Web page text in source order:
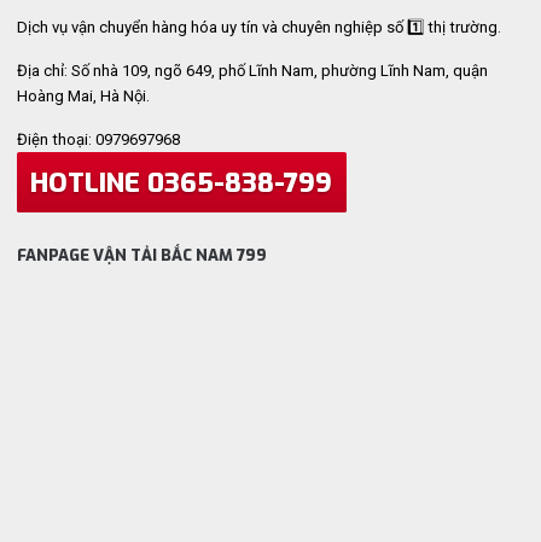
Dịch vụ vận chuyển hàng hóa uy tín và chuyên nghiệp số 1️⃣ thị trường.
Địa chỉ: Số nhà 109, ngõ 649, phố Lĩnh Nam, phường Lĩnh Nam, quận
Hoàng Mai, Hà Nội.
Điện thoại: 0979697968
HOTLINE 0365-838-799
FANPAGE VẬN TẢI BẮC NAM 799